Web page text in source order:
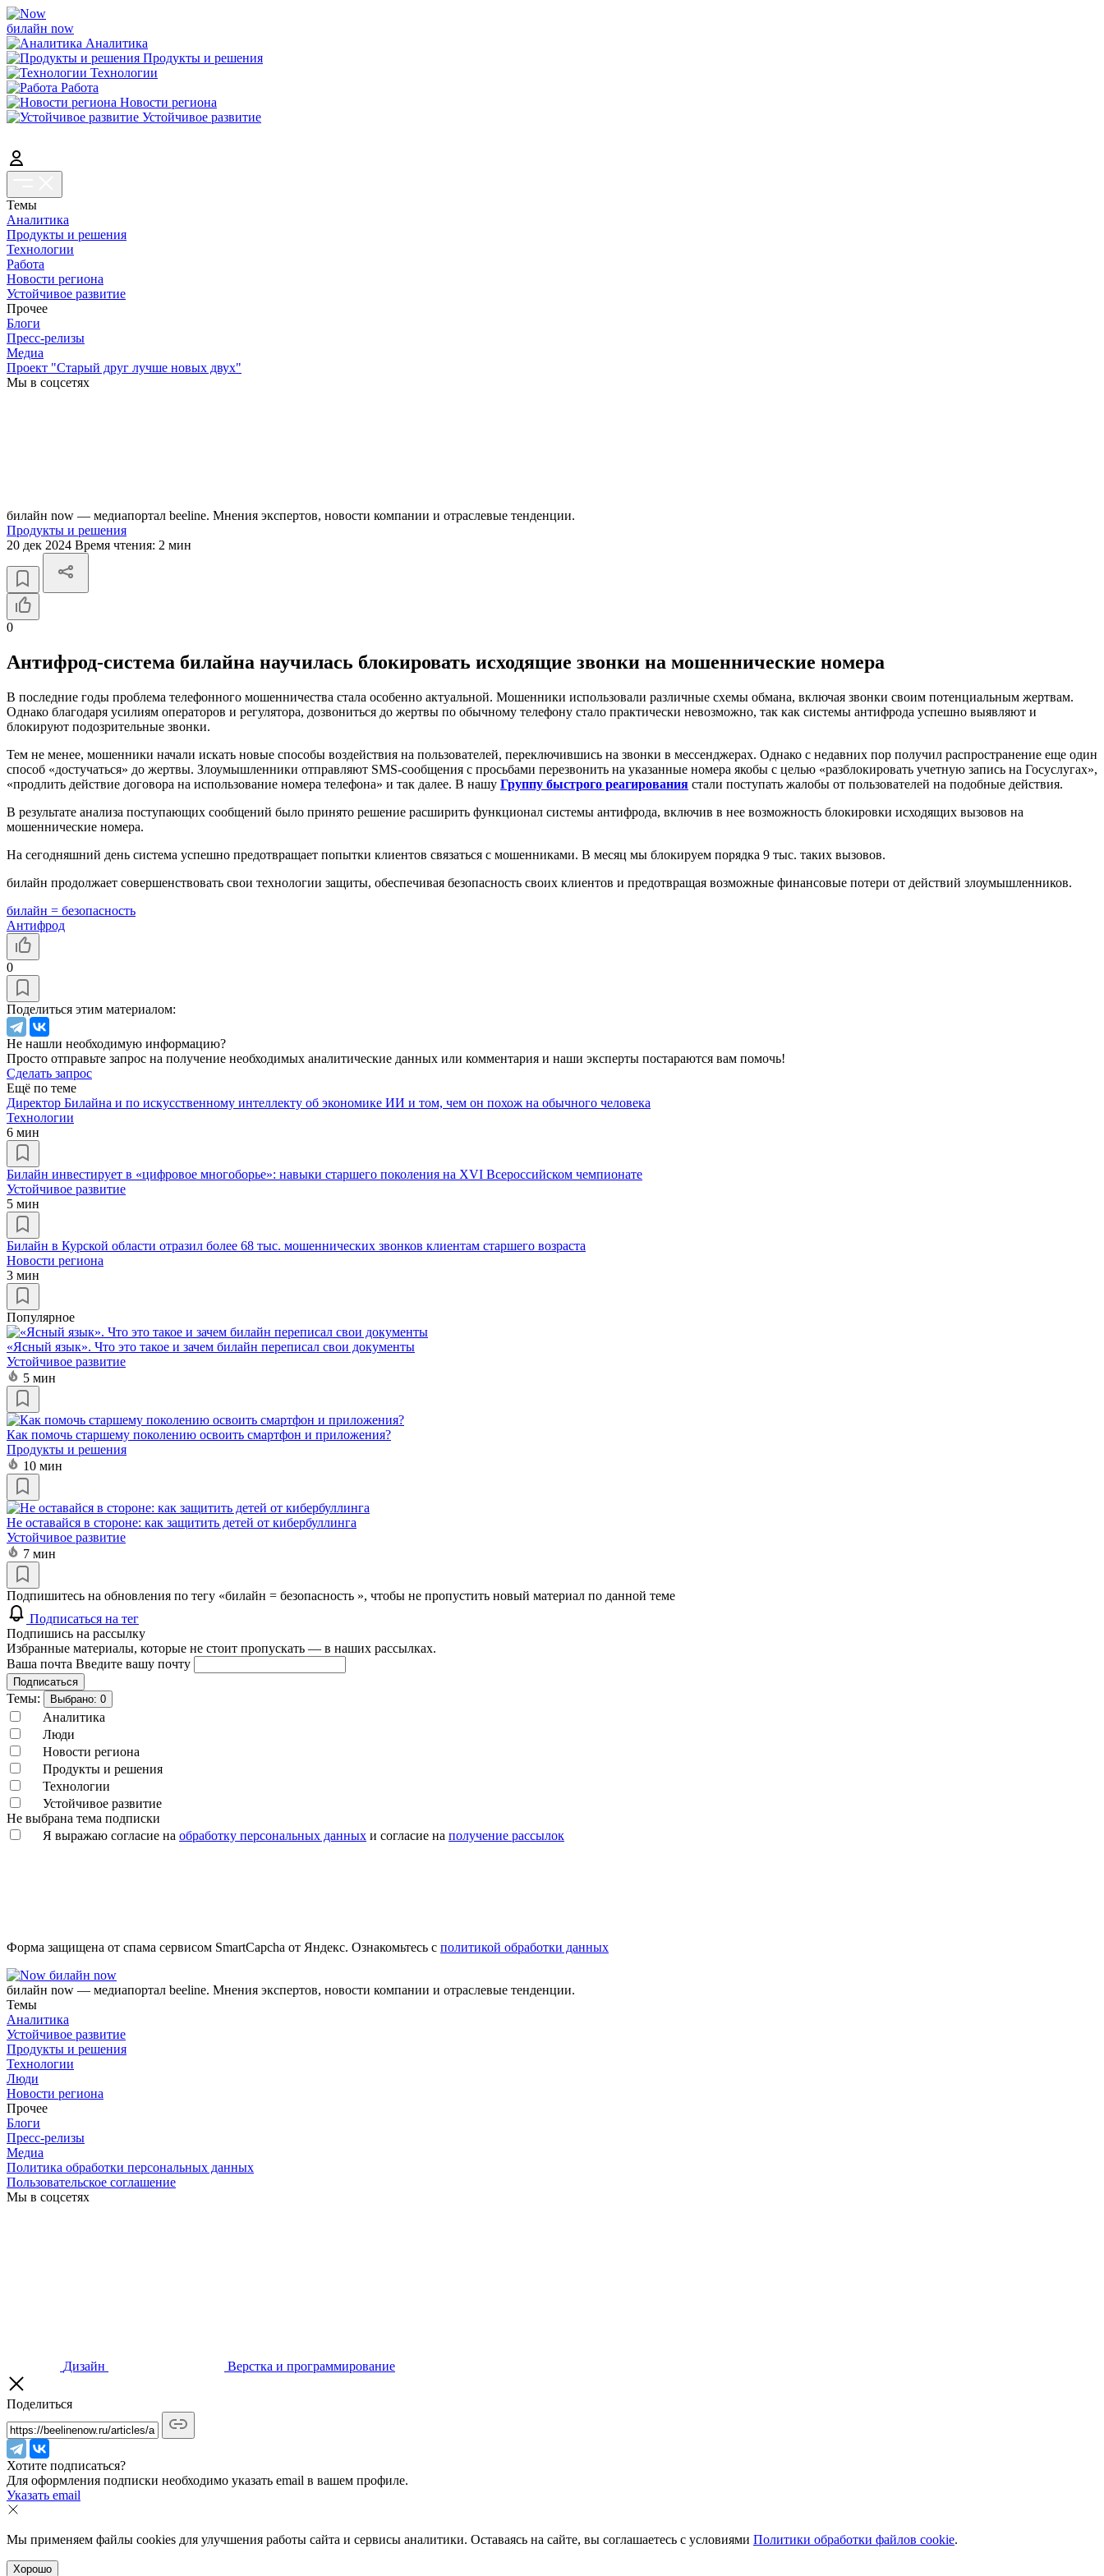
билайн now
Аналитика
Продукты и решения
Технологии
Работа
Новости региона
Устойчивое развитие
Темы
Аналитика
Продукты и решения
Технологии
Работа
Новости региона
Устойчивое развитие
Прочее
Блоги
Пресс-релизы
Медиа
Проект "Старый друг лучше новых двух"
Мы в соцсетях
билайн now — медиапортал beeline. Мнения экспертов, новости компании и отраслевые тенденции.
Продукты и решения
20 дек 2024 Время чтения: 2 мин
0
Антифрод-система билайна научилась блокировать исходящие звонки на мошеннические номера
В последние годы проблема телефонного мошенничества стала особенно актуальной. Мошенники использовали различные схемы обмана, включая звонки своим потенциальным жертвам.
Однако благодаря усилиям операторов и регулятора, дозвониться до жертвы по об​ычному телефону стало практически невозможно, так как системы антифрода успешно выявляют и
блокируют подозрительные звонки.
Тем не менее, мошенники начали искать новые способы воздействия на пользователей, переключившись на звонки в мессенджерах. Однако с недавних пор получил распространение еще один
способ «достучаться» до жертвы. Злоумышленники отправляют SMS-сообщения с просьбами перезвонить на указанные номера якобы с целью «разблокировать учетную запись на Госуслугах»,
«продлить действие договора на использование номера телефона» и так далее. В нашу Группу быстрого реагирования стали поступать жалобы от пользователей на подобные действия.
В результате анализа поступающих сообщений было принято решение расширить функционал системы антифрода, включив в нее возможность блокировки исходящих вызовов на
мошеннические номера.
На сегодняшний день система успешно предотвращает попытки клиентов связаться с мошенниками. В месяц мы блокируем порядка 9 тыс. таких вызовов.
билайн продолжает совершенствовать свои технологии защиты, обеспечивая безопасность своих клиентов и предотвращая возможные финансовые потери от действий злоумышленников.
билайн = безопасность
Антифрод
0
Поделиться этим материалом:
Не нашли необходимую информацию?
Просто отправьте запрос на получение необходимых аналитические данных или комментария и наши эксперты постараются вам помочь!
Сделать запрос
Ещё по теме
Директор Билайна и по искусственному интеллекту об экономике ИИ и том, чем он похож на обычного человека
Технологии
6 мин
Билайн инвестирует в «цифровое многоборье»: навыки старшего поколения на XVI Всероссийском чемпионате
Устойчивое развитие
5 мин
Билайн в Курской области отразил более 68 тыс. мошеннических звонков клиентам старшего возраста
Новости региона
3 мин
Популярное
«Ясный язык». Что это такое и зачем билайн переписал свои документы
Устойчивое развитие
5 мин
Как помочь старшему поколению освоить смартфон и приложения?
Продукты и решения
10 мин
Не оставайся в стороне: как защитить детей от кибербуллинга
Устойчивое развитие
7 мин
Подпишитесь на обновления по тегу «билайн = безопасность », чтобы не пропустить новый материал по данной теме
Подписаться на тег
Подпишись на рассылку
Избранные материалы, которые не стоит пропускать — в наших рассылках.
Ваша почта Введите вашу почту
Подписаться
Темы: Выбрано: 0
Аналитика
Люди
Новости региона
Продукты и решения
Технологии
Устойчивое развитие
Не выбрана тема подписки
Я выражаю согласие на обработку персональных данных и согласие на получение рассылок
Форма защищена от спама сервисом SmartCapcha от Яндекс. Ознакомьтесь с политикой обработки данных
билайн now
билайн now — медиапортал beeline. Мнения экспертов, новости компании и отраслевые тенденции.
Темы
Аналитика
Устойчивое развитие
Продукты и решения
Технологии
Люди
Новости региона
Прочее
Блоги
Пресс-релизы
Медиа
Политика обработки персональных данных
Пользовательское соглашение
Мы в соцсетях
Дизайн Верстка и программирование
Поделиться
Хотите подписаться?
Для оформления подписки необходимо указать email в вашем профиле.
Указать email
Мы применяем файлы cookies для улучшения работы сайта и сервисы аналитики. Оставаясь на сайте, вы соглашаетесь с условиями Политики обработки файлов cookie.
Хорошо